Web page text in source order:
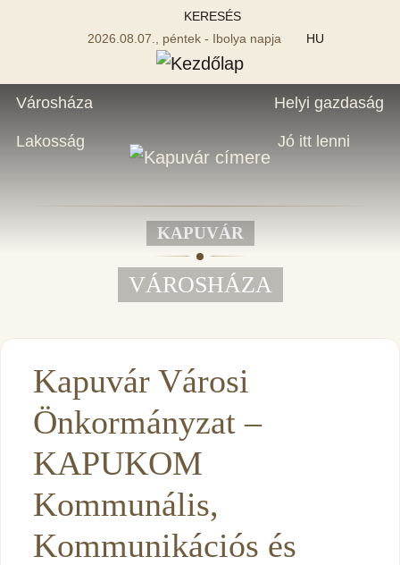
KERESÉS
2026.08.07., péntek - Ibolya napja
HU
Városháza
Lakosság
Helyi gazdaság
Jó itt lenni
KAPUVÁR
VÁROSHÁZA
Kapuvár Városi
Önkormányzat –
KAPUKOM
Kommunális,
Kommunikációs és